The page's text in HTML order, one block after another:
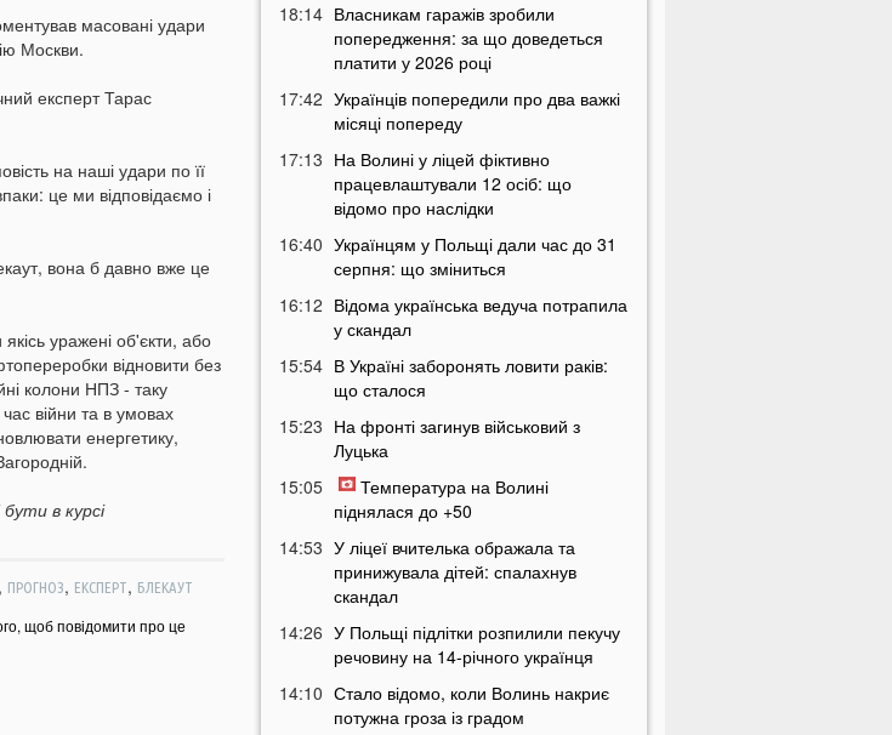
масовані удари
Москви.
експерт Тарас
на наші удари по її
це ми відповідаємо і
вона б давно вже це
уражені об'єкти, або
відновити без
колони НПЗ - таку
війни та в умовах
енергетику,
в курсі
, ПРОГНОЗ, ЕКСПЕРТ, БЛЕКАУТ
щоб повідомити про це
18:14 Власникам гаражів зробили
попередження: за що доведеться
платити у 2026 році
17:42 Українців попередили про два важкі
місяці попереду
17:13 На Волині у ліцей фіктивно
працевлаштували 12 осіб: що
відомо про наслідки
16:40 Українцям у Польщі дали час до 31
серпня: що зміниться
16:12 Відома українська ведуча потрапила
у скандал
15:54 В Україні заборонять ловити раків:
що сталося
15:23 На фронті загинув військовий з
Луцька
15:05
Температура на Волині
піднялася до +50
14:53 У ліцеї вчителька ображала та
принижувала дітей: спалахнув
скандал
14:26 У Польщі підлітки розпилили пекучу
речовину на 14-річного українця
14:10 Стало відомо, коли Волинь накриє
потужна гроза із градом